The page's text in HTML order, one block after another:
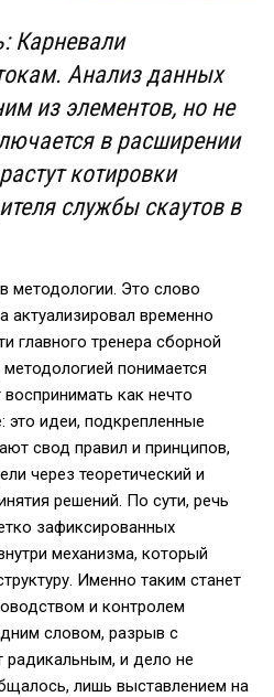
Карневали
Анализ данных
из элементов, но не
в расширении
котировки
службы скаутов в
методологии. Это слово
актуализировал временно
главного тренера сборной
понимается
как нечто
это идеи, подкрепленные
свод правил и принципов,
через теоретический и
решений. По сути, речь
зафиксированных
механизма, который
Именно таким станет
и контролем
словом, разрыв с
и дело не
лишь выставлением на